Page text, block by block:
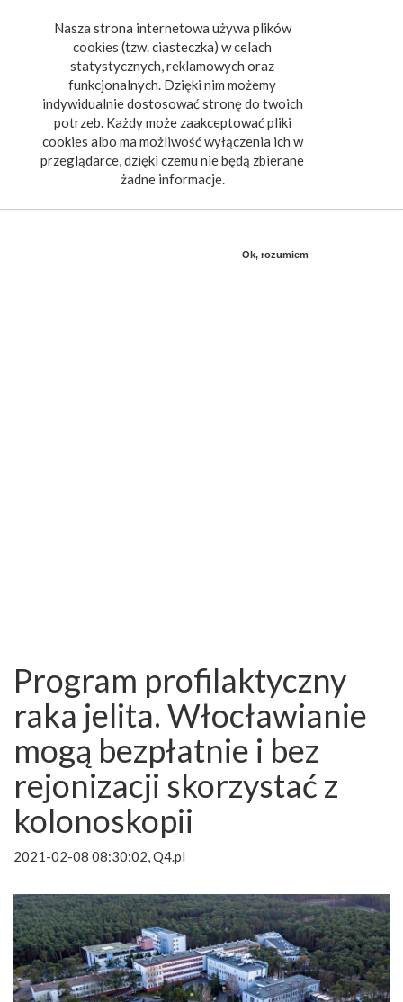
Nasza strona internetowa używa plików
cookies (tzw. ciasteczka) w celach
statystycznych, reklamowych oraz
funkcjonalnych. Dzięki nim możemy
indywidualnie dostosować stronę do twoich
potrzeb. Każdy może zaakceptować pliki
cookies albo ma możliwość wyłączenia ich w
przeglądarce, dzięki czemu nie będą zbierane
żadne informacje.
Ok, rozumiem
Program profilaktyczny
raka jelita. Włocławianie
mogą bezpłatnie i bez
rejonizacji skorzystać z
kolonoskopii
2021-02-08 08:30:02, Q4.pl